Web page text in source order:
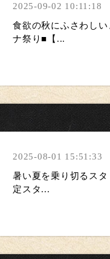
2025-09-02 10:11:18
食欲の秋にふさわし
ナ祭り ■【...
2025-08-01 15:51:33
暑い夏を乗り切る ス
定スタ...